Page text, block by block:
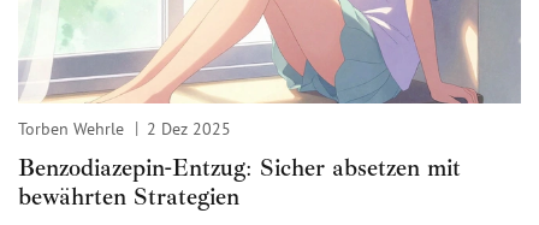
Torben Wehrle 2 Dez 2025
Benzodiazepin-Entzug: Sicher absetzen mit
bewährten Strategien